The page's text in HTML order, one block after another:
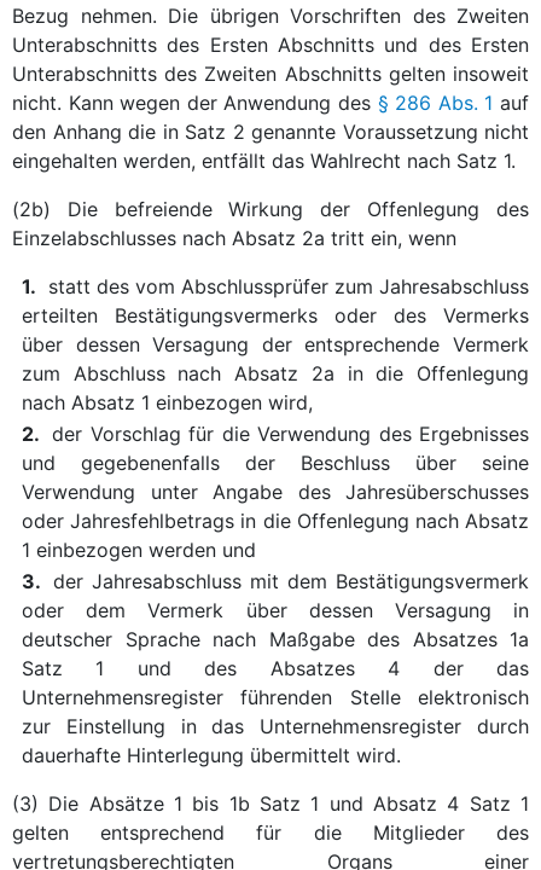
Bezug nehmen. Die übrigen Vorschriften des Zweiten
Unterabschnitts des Ersten Abschnitts und des Ersten
Unterabschnitts des Zweiten Abschnitts gelten insoweit
nicht. Kann wegen der Anwendung des § 286 Abs. 1 auf
den Anhang die in Satz 2 genannte Voraussetzung nicht
eingehalten werden, entfällt das Wahlrecht nach Satz 1.
(2b) Die befreiende Wirkung der Offenlegung des
Einzelabschlusses nach Absatz 2a tritt ein, wenn
1. statt des vom Abschlussprüfer zum Jahresabschluss
erteilten Bestätigungsvermerks oder des Vermerks
über dessen Versagung der entsprechende Vermerk
zum Abschluss nach Absatz 2a in die Offenlegung
nach Absatz 1 einbezogen wird,
2. der Vorschlag für die Verwendung des Ergebnisses
und gegebenenfalls der Beschluss über seine
Verwendung unter Angabe des Jahresüberschusses
oder Jahresfehlbetrags in die Offenlegung nach Absatz
1 einbezogen werden und
3. der Jahresabschluss mit dem Bestätigungsvermerk
oder dem Vermerk über dessen Versagung in
deutscher Sprache nach Maßgabe des Absatzes 1a
Satz 1 und des Absatzes 4 der das
Unternehmensregister führenden Stelle elektronisch
zur Einstellung in das Unternehmensregister durch
dauerhafte Hinterlegung übermittelt wird.
(3) Die Absätze 1 bis 1b Satz 1 und Absatz 4 Satz 1
gelten entsprechend für die Mitglieder des
vertretungsberechtigten Organs einer